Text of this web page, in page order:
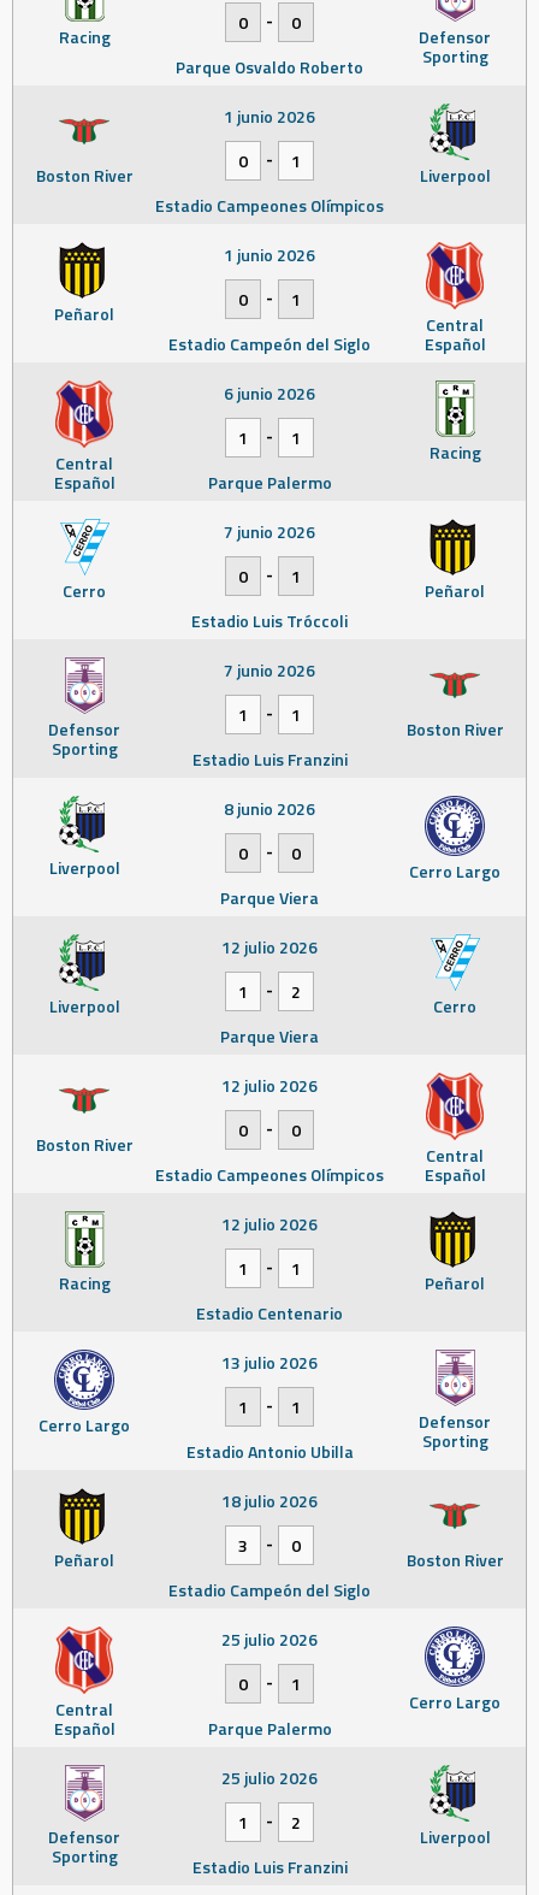
Racing Defensor
Sporting
0
-
0
Parque Osvaldo Roberto
Boston River Liverpool
1 junio 2026
0
-
1
Estadio Campeones Olímpicos
Peñarol Central
Español
1 junio 2026
0
-
1
Estadio Campeón del Siglo
Central
Español
Racing
6 junio 2026
1
-
1
Parque Palermo
Cerro Peñarol
7 junio 2026
0
-
1
Estadio Luis Tróccoli
Defensor
Sporting
Boston River
7 junio 2026
1
-
1
Estadio Luis Franzini
Liverpool Cerro Largo
8 junio 2026
0
-
0
Parque Viera
Liverpool Cerro
12 julio 2026
1
-
2
Parque Viera
Boston River Central
Español
12 julio 2026
0
-
0
Estadio Campeones Olímpicos
Racing Peñarol
12 julio 2026
1
-
1
Estadio Centenario
Cerro Largo Defensor
Sporting
13 julio 2026
1
-
1
Estadio Antonio Ubilla
Peñarol Boston River
18 julio 2026
3
-
0
Estadio Campeón del Siglo
Central
Español
Cerro Largo
25 julio 2026
0
-
1
Parque Palermo
Defensor
Sporting
Liverpool
25 julio 2026
1
-
2
Estadio Luis Franzini